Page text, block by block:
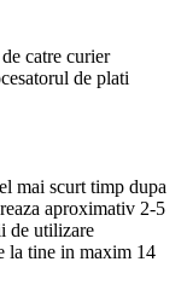
catre curier
de plati
mai scurt timp dupa
aproximativ 2-5
de utilizare
la tine in maxim 14